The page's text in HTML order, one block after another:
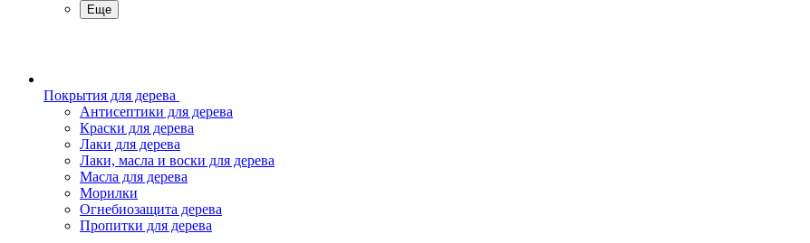
Еще
Покрытия для дерева
Антисептики для дерева
Краски для дерева
Лаки для дерева
Лаки, масла и воски для дерева
Масла для дерева
Морилки
Огнебиозащита дерева
Пропитки для дерева